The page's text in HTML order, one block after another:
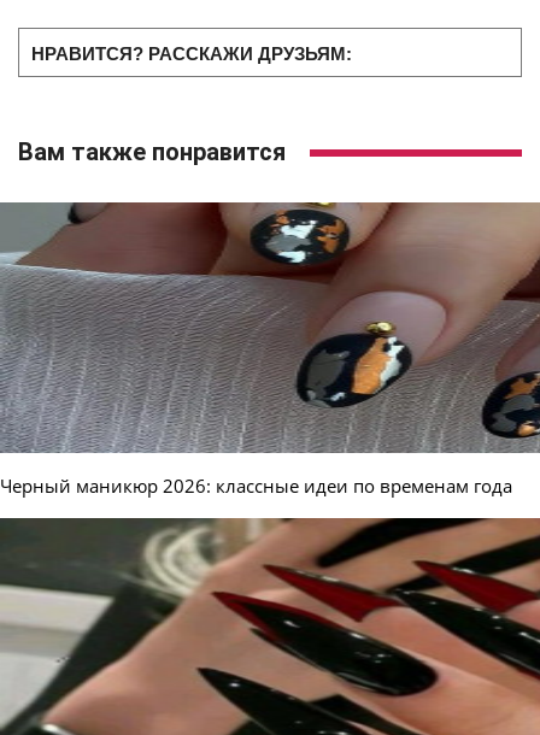
НРАВИТСЯ? РАССКАЖИ ДРУЗЬЯМ:
Вам также понравится
Черный маникюр 2026: классные идеи по временам года